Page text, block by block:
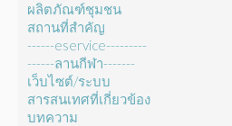
ผลิตภัณฑ์ชุมชน
สถานที่สำคัญ
------eservice---------
------ลานกีฬา-------
เว็บไซต์/ระบบ
สารสนเทศที่เกี่ยวข้อง
บทความ